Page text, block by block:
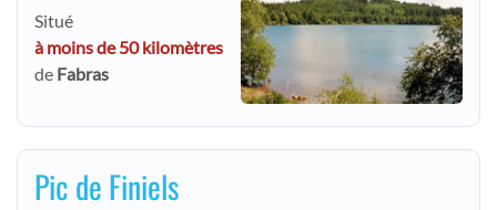
Situé
à moins de 50 kilomètres
de Fabras
Pic de Finiels